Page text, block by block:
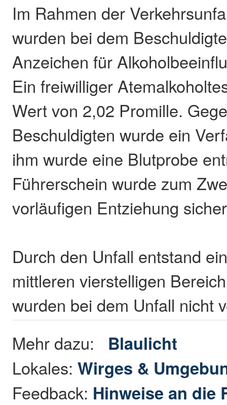
Im Rahmen der
wurden bei dem
Anzeichen für
Ein freiwilliger
Wert von 2,02 Promille.
Beschuldigten wurde ein
ihm wurde eine Blutprobe
Führerschein wurde zum
vorläufigen Entziehung
Durch den Unfall entstand
mittleren vierstelligen
wurden bei dem Unfall nicht
Mehr dazu: Blaulicht
Lokales:Wirges &
Feedback: Hinweise an die